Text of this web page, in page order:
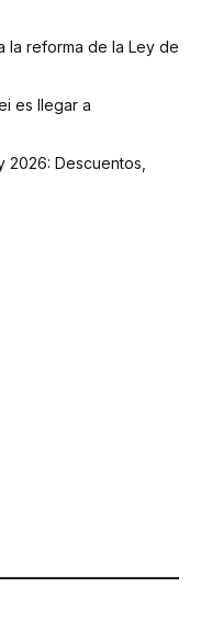
la reforma de la Ley de
es llegar a
2026: Descuentos,